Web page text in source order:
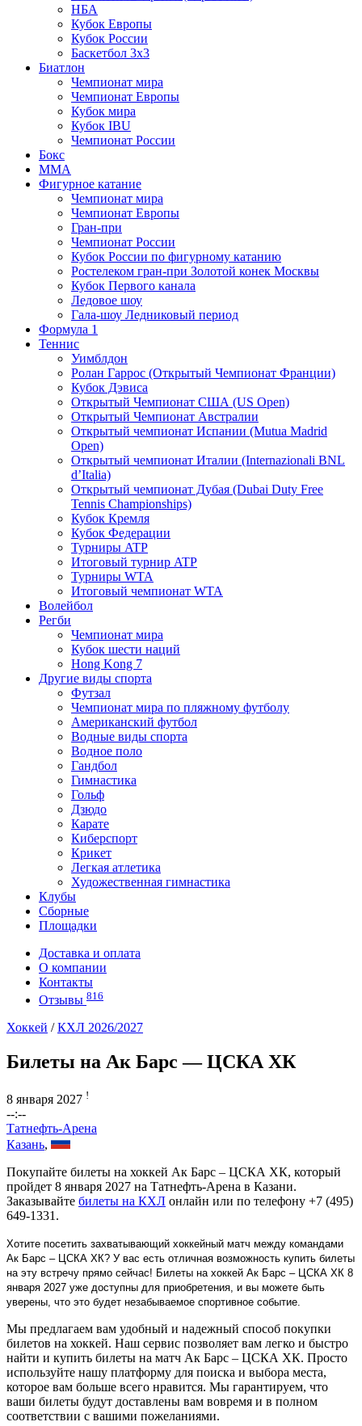
НБА
Кубок Европы
Кубок России
Баскетбол 3х3
Биатлон
Чемпионат мира
Чемпионат Европы
Кубок мира
Кубок IBU
Чемпионат России
Бокс
MMA
Фигурное катание
Чемпионат мира
Чемпионат Европы
Гран-при
Чемпионат России
Кубок России по фигурному катанию
Ростелеком гран-при Золотой конек Москвы
Кубок Первого канала
Ледовое шоу
Гала-шоу Ледниковый период
Формула 1
Теннис
Уимблдон
Ролан Гаррос (Открытый Чемпионат Франции)
Кубок Дэвиса
Открытый Чемпионат США (US Open)
Открытый Чемпионат Австралии
Открытый чемпионат Испании (Mutua Madrid
Open)
Открытый чемпионат Италии (Internazionali BNL
d’Italia)
Открытый чемпионат Дубая (Dubai Duty Free
Tennis Championships)
Кубок Кремля
Кубок Федерации
Турниры ATP
Итоговый турнир ATP
Турниры WTA
Итоговый чемпионат WTA
Волейбол
Регби
Чемпионат мира
Кубок шести наций
Hong Kong 7
Другие виды спорта
Футзал
Чемпионат мира по пляжному футболу
Американский футбол
Водные виды спорта
Водное поло
Гандбол
Гимнастика
Гольф
Дзюдо
Карате
Киберспорт
Крикет
Легкая атлетика
Художественная гимнастика
Клубы
Сборные
Площадки
Доставка и оплата
О компании
Контакты
Отзывы 816
Хоккей /КХЛ 2026/2027
Билеты на Ак Барс — ЦСКА ХК
8 января 2027 !
--:--
Татнефть-Арена
Казань,
Покупайте билеты на хоккей Ак Барс – ЦСКА ХК, который
пройдет 8 января 2027 на Татнефть-Арена в Казани.
Заказывайте билеты на КХЛ онлайн или по телефону +7 (495)
649-1331.
Хотите посетить захватывающий хоккейный матч между командами
Ак Барс – ЦСКА ХК? У вас есть отличная возможность купить билеты
на эту встречу прямо сейчас! Билеты на хоккей Ак Барс – ЦСКА ХК 8
января 2027 уже доступны для приобретения, и вы можете быть
уверены, что это будет незабываемое спортивное событие.
Мы предлагаем вам удобный и надежный способ покупки
билетов на хоккей. Наш сервис позволяет вам легко и быстро
найти и купить билеты на матч Ак Барс – ЦСКА ХК. Просто
используйте нашу платформу для поиска и выбора места,
которое вам больше всего нравится. Мы гарантируем, что
ваши билеты будут доставлены вам вовремя и в полном
соответствии с вашими пожеланиями.